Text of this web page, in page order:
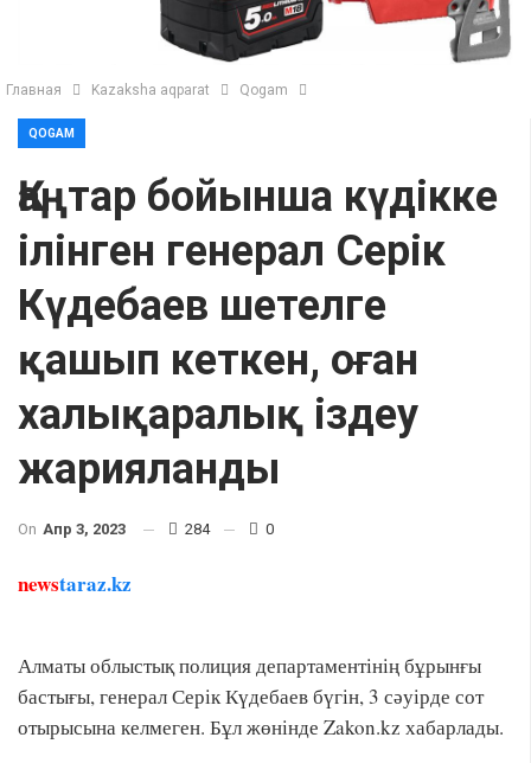
Главная Kazaksha aqparat Qogam
QOGAM
Қаңтар бойынша күдікке
ілінген генерал Серік
Күдебаев шетелге
қашып кеткен, оған
халықаралық іздеу
жарияланды
On Апр 3, 2023 284 0
newstaraz.kz
Алматы облыстық полиция департаментінің бұрынғы
бастығы, генерал Серік Күдебаев бүгін, 3 сәуірде сот
отырысына келмеген. Бұл жөнінде Zakon.kz хабарлады.